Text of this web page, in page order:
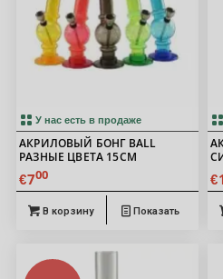
У нас есть в продаже
АКРИЛОВЫЙ БОНГ BALL
РАЗНЫЕ ЦВЕТА 15СМ
€700
В корзину Показать
€